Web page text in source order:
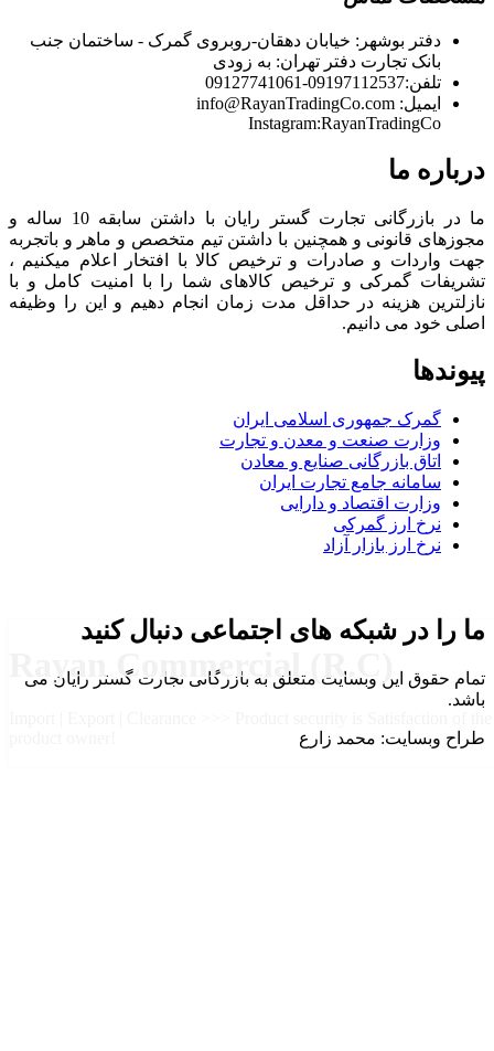
Rayan Commercial (R.C)
دفتر بوشهر: خیابان دهقان-روبروی گمرک - ساختمان جنب
بانک تجارت دفتر تهران: به زودی
تلفن:09197112537-09127741061
ایمیل: info@RayanTradingCo.com
Instagram:RayanTradingCo
درباره ما
ما در بازرگانی تجارت گستر رایان با داشتن سابقه 10 ساله و
مجوزهای قانونی و همچنین با داشتن تیم متخصص و ماهر و باتجربه
جهت واردات و صادرات و ترخیص کالا با افتخار اعلام میکنیم ،
تشریفات گمرکی و ترخیص کالاهای شما را با امنیت کامل و با
نازلترین هزینه در حداقل مدت زمان انجام دهیم و این را وظیفه
اصلی خود می دانیم.
پیوندها
گمرک جمهوری اسلامی ایران
وزارت صنعت و معدن و تجارت
اتاق بازرگانی صنایع و معادن
سامانه جامع تجارت ایران
وزارت اقتصاد و دارایی
نرخ ارز گمرکی
نرخ ارز بازار آزاد
ما را در شبکه های اجتماعی دنبال کنید
تمام حقوق این وبسایت متعلق به بازرگانی تجارت گستر رایان می
باشد.
طراح وبسایت: محمد زارع